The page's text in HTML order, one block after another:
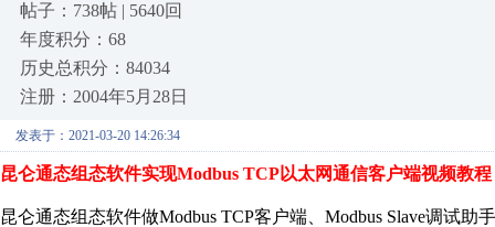
帖子：738帖 | 5640回
年度积分：68
历史总积分：84034
注册：2004年5月28日
发表于：2021-03-20 14:26:34
昆仑通态组态软件实现Modbus TCP以太网通信客户端视频教程
昆仑通态组态软件做Modbus TCP客户端、Modbus Slave调试